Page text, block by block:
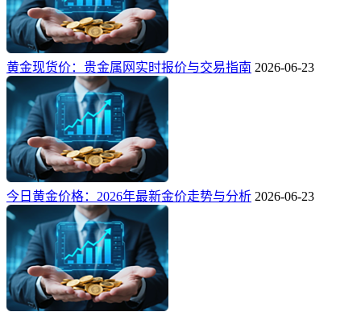
黄金现货价：贵金属网实时报价与交易指南 2026-06-23
今日黄金价格：2026年最新金价走势与分析 2026-06-23